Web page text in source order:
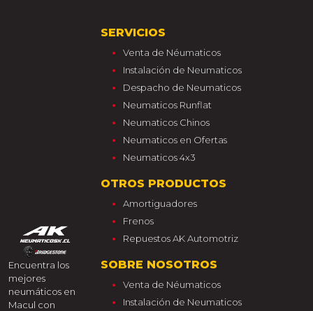
Encuentra los
mejores
neumáticos en
Macul con
SERVICIOS
Venta de Néumaticos
Instalación de Neumaticos
Despacho de Neumaticos
Neumaticos Runflat
Neumaticos Chinos
Neumaticos en Ofertas
Neumaticos 4x3
OTROS PRODUCTOS
Amortiguadores
Frenos
Repuestos AK Automotriz
SOBRE NOSOTROS
Venta de Néumaticos
Instalación de Neumaticos